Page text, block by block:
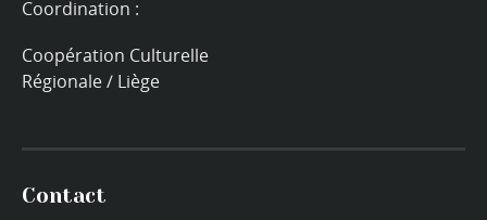
Coordination :
Coopération Culturelle
Régionale / Liège
Contact